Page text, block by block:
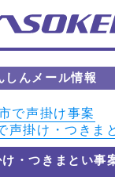
しんメール情報
で声掛け事案
声掛け・つきま
・つきまとい事